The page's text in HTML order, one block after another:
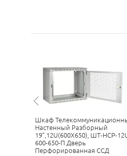
Шкаф
Настенный Разборный
19”,12U(600X650), ШТ-НСР-
600-650-П Дверь
Перфорированная ССД